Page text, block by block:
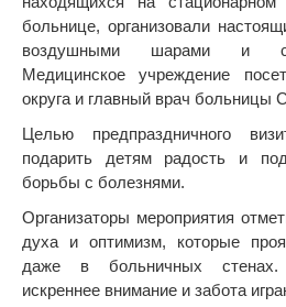
больнице, организовали
воздушными шарами и
Медицинское учреждение
округа и главный врач больницы
Целью предпраздничного
подарить детям радость и
борьбы с болезнями.
Организаторы мероприятия
духа и оптимизм, которые
даже в больничных стенах.
искреннее внимание и забота